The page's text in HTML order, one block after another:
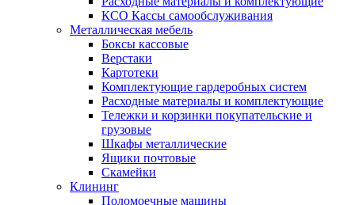
КСО Кассы самообслуживания
Металлическая мебель
Боксы кассовые
Верстаки
Картотеки
Комплектующие гардеробных систем
Расходные материалы и комплектующие
Тележки и корзинки покупательские и
грузовые
Шкафы металлические
Ящики почтовые
Скамейки
Клининг
Поломоечные машины